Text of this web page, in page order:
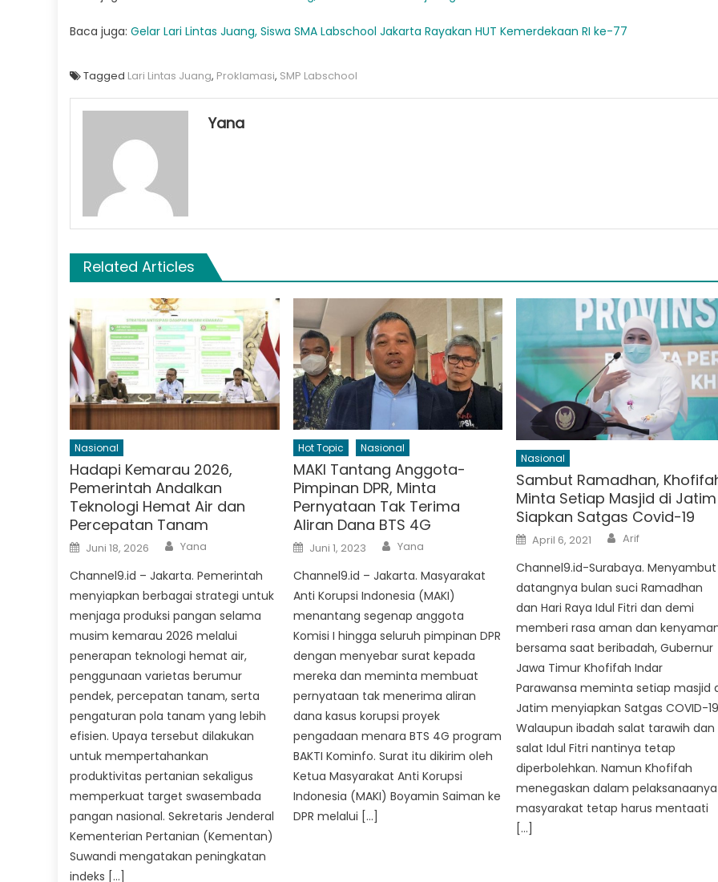
Baca juga: Gelar Lari Lintas Juang, Siswa SMA Labschool Jakarta Rayakan HUT Kemerdekaan RI ke-77
Tagged Lari Lintas Juang, Proklamasi, SMP Labschool
Yana
Related Articles
Nasional
Hadapi Kemarau 2026,
Pemerintah Andalkan
Teknologi Hemat Air dan
Percepatan Tanam
Posted
on
Juni 18, 2026 Author
Yana
Channel9.id – Jakarta. Pemerintah
menyiapkan berbagai strategi untuk
menjaga produksi pangan selama
musim kemarau 2026 melalui
penerapan teknologi hemat air,
penggunaan varietas berumur
pendek, percepatan tanam, serta
pengaturan pola tanam yang lebih
efisien. Upaya tersebut dilakukan
untuk mempertahankan
produktivitas pertanian sekaligus
memperkuat target swasembada
pangan nasional. Sekretaris Jenderal
Kementerian Pertanian (Kementan)
Suwandi mengatakan peningkatan
indeks […]
Hot Topic Nasional
MAKI Tantang Anggota-
Pimpinan DPR, Minta
Pernyataan Tak Terima
Aliran Dana BTS 4G
Posted
on
Juni 1, 2023 Author
Yana
Channel9.id – Jakarta. Masyarakat
Anti Korupsi Indonesia (MAKI)
menantang segenap anggota
Komisi I hingga seluruh pimpinan DPR
dengan menyebar surat kepada
mereka dan meminta membuat
pernyataan tak menerima aliran
dana kasus korupsi proyek
pengadaan menara BTS 4G program
BAKTI Kominfo. Surat itu dikirim oleh
Ketua Masyarakat Anti Korupsi
Indonesia (MAKI) Boyamin Saiman ke
DPR melalui […]
Nasional
Sambut Ramadhan,
Minta Setiap Masjid di Jatim
Siapkan Satgas Covid-19
Posted
on
April 6, 2021 Author
Arif
Channel9.id-Surabaya. Menyambut
datangnya bulan suci Ramadhan
dan Hari Raya Idul Fitri dan demi
memberi rasa aman dan
bersama saat beribadah, Gubernur
Jawa Timur Khofifah Indar
Parawansa meminta setiap masjid
Jatim menyiapkan Satgas COVID-
Walaupun ibadah salat tarawih dan
salat Idul Fitri nantinya tetap
diperbolehkan. Namun Khofifah
menegaskan dalam pelaksanaanya
masyarakat tetap harus mentaati
[…]